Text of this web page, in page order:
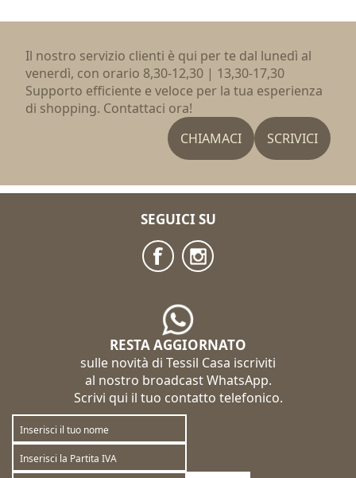
Il nostro servizio clienti è qui per te dal lunedì al
venerdì, con orario 8,30-12,30 | 13,30-17,30
Supporto efficiente e veloce per la tua esperienza
di shopping. Contattaci ora!
CHIAMACI
SCRIVICI
SEGUICI SU
RESTA AGGIORNATO
sulle novità di Tessil Casa iscriviti
al nostro broadcast WhatsApp.
Scrivi qui il tuo contatto telefonico.